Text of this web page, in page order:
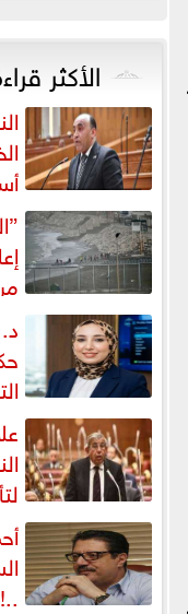
الأكثر
إشكالية
المواطن...
المغرب...
في الطعن على...
البديل العملي
..!